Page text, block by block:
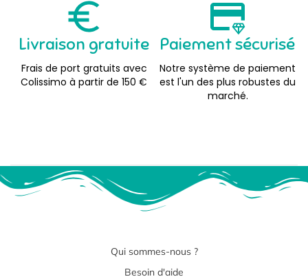
Livraison gratuite
Frais de port gratuits avec
Colissimo à partir de 150 €
Paiement sécurisé
Notre système de paiement
est l'un des plus robustes du
marché.
Qui sommes-nous ?
Besoin d'aide